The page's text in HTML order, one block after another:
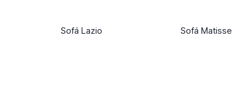
Sofá Lazio Sofá Matisse